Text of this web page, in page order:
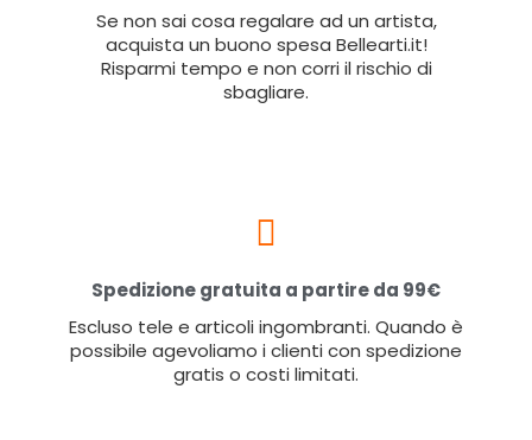
Se non sai cosa regalare ad un artista,
acquista un buono spesa Bellearti.it!
Risparmi tempo e non corri il rischio di
sbagliare.
Spedizione gratuita a partire da 99€
Escluso tele e articoli ingombranti. Quando è
possibile agevoliamo i clienti con spedizione
gratis o costi limitati.